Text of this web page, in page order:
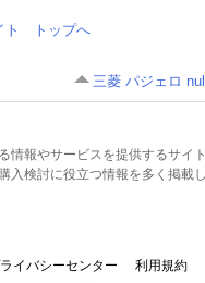
ト トップへ
三菱 パジェロ
報やサービスを提供するサイト
検討に役立つ情報を多く掲載し
イバシーセンター 利用規約